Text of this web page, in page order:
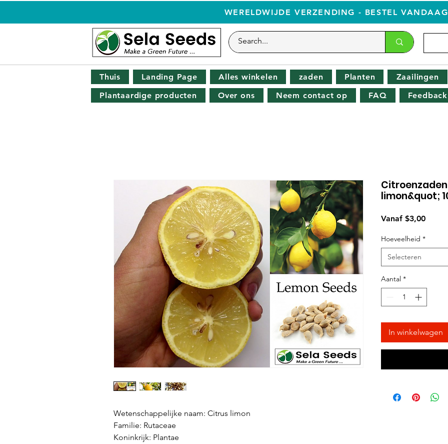
WERELDWIJDE VERZENDING - BESTEL VANDAAG
Thuis Landing Page Alles winkelen zaden Planten Zaailingen
Plantaardige producten
Over ons Neem contact op FAQ Feedback
Wetenschappelijke naam: Citrus limon
Familie: Rutaceae
Koninkrijk: Plantae
limon&quot;
Vanaf $3,00
Hoeveelheid *
Selecteren
Aantal *
In winkelwagen